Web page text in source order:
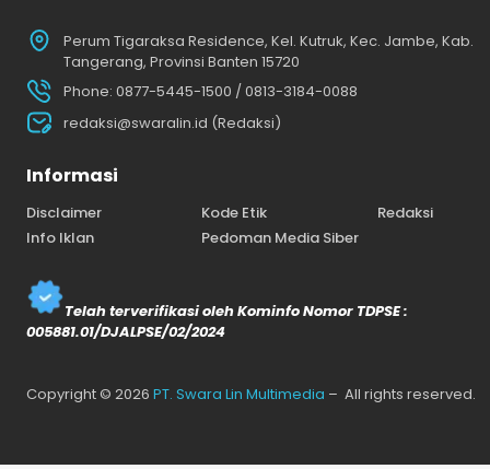
Perum Tigaraksa Residence, Kel. Kutruk, Kec. Jambe, Kab.
Tangerang, Provinsi Banten 15720
Phone: 0877-5445-1500 / 0813-3184-0088
redaksi@swaralin.id (Redaksi)
Informasi
Disclaimer Kode Etik
Redaksi
Info Iklan
Pedoman Media Siber
Telah terverifikasi oleh Kominfo Nomor TDPSE :
005881.01/DJALPSE/02/2024
Copyright © 2026 PT. Swara Lin Multimedia – All rights reserved.